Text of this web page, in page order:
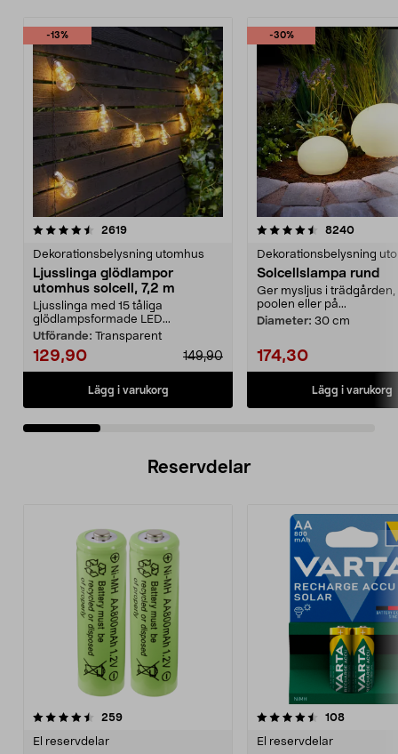
-13%
2619recensioner
Dekorationsbelysning utomhus
Ljusslinga glödlampor
utomhus solcell, 7,2 m
Ljusslinga med 15 tåliga
glödlampsformade LED...
Utförande: Transparent
129,90 149,90
Lägg i varukorg
-30%
4.5 av 5 stjärnor 8240
Dekorationsbelysning
Solcellslampa rund
Ger mysljus i trädgården,
poolen eller på...
Diameter: 30 cm
174,30
Lägg i varukorg
4.5 av 5 stjärnor
Reservdelar
259recensioner
El reservdelar
4.5av 5 stjärnor 108
El reservdelar